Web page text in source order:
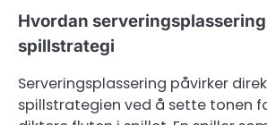
Hvordan
spillstrategi
Serveringsplassering påvirker
spillstrategien ved å sette tonen